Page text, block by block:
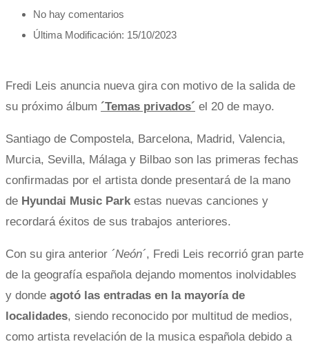
No hay comentarios
Última Modificación: 15/10/2023
Fredi Leis anuncia nueva gira con motivo de la salida de
su próximo álbum ´Temas privados´ el 20 de mayo.
Santiago de Compostela, Barcelona, Madrid, Valencia,
Murcia, Sevilla, Málaga y Bilbao son las primeras fechas
confirmadas por el artista donde presentará de la mano
de Hyundai Music Park estas nuevas canciones y
recordará éxitos de sus trabajos anteriores.
Con su gira anterior ´Neón´, Fredi Leis recorrió gran parte
de la geografía española dejando momentos inolvidables
y donde agotó las entradas en la mayoría de
localidades, siendo reconocido por multitud de medios,
como artista revelación de la musica española debido a